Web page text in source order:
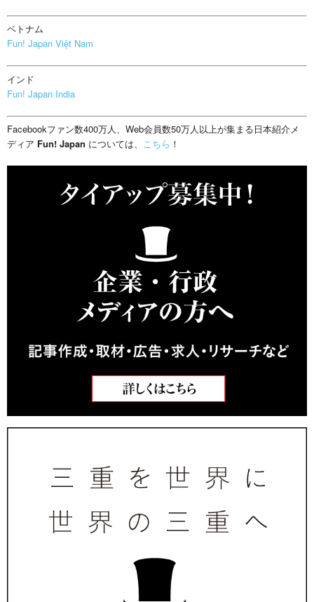
ベトナム
Fun! Japan Việt Nam
インド
Fun! Japan India
Facebookファン数400万人、Web会員数50万人以上が集まる日本紹介メ
ディア Fun! Japan については、 こちら ！